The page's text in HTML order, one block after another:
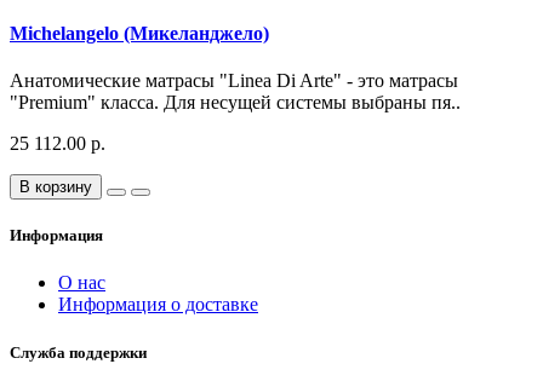
Michelangelo (Микеланджело)
Анатомические матрасы "Linea Di Arte" - это матрасы
"Premium" класса. Для несущей системы выбраны пя..
25 112.00 р.
В корзину
Информация
О нас
Информация о доставке
Служба поддержки